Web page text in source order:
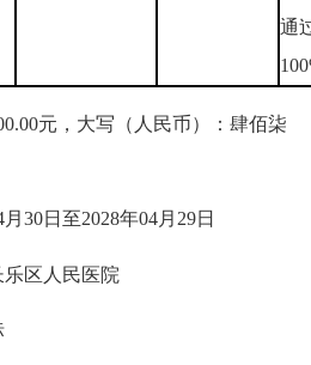
通
元，大写（人民币）：肆佰柒
日至2028年04月29日
区人民医院